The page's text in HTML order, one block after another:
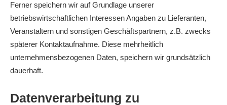
Ferner speichern wir auf Grundlage unserer
betriebswirtschaftlichen Interessen Angaben zu Lieferanten,
Veranstaltern und sonstigen Geschäftspartnern, z.B. zwecks
späterer Kontaktaufnahme. Diese mehrheitlich
unternehmensbezogenen Daten, speichern wir grundsätzlich
dauerhaft.
Datenverarbeitung zu